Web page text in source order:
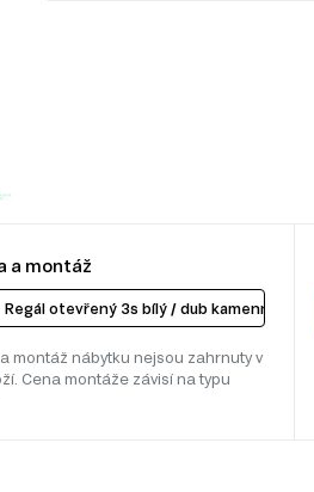
a montáž
Regál otevřený 3s bílý / dub kamenný
montáž nábytku nejsou zahrnuty v
Cena montáže závisí na typu